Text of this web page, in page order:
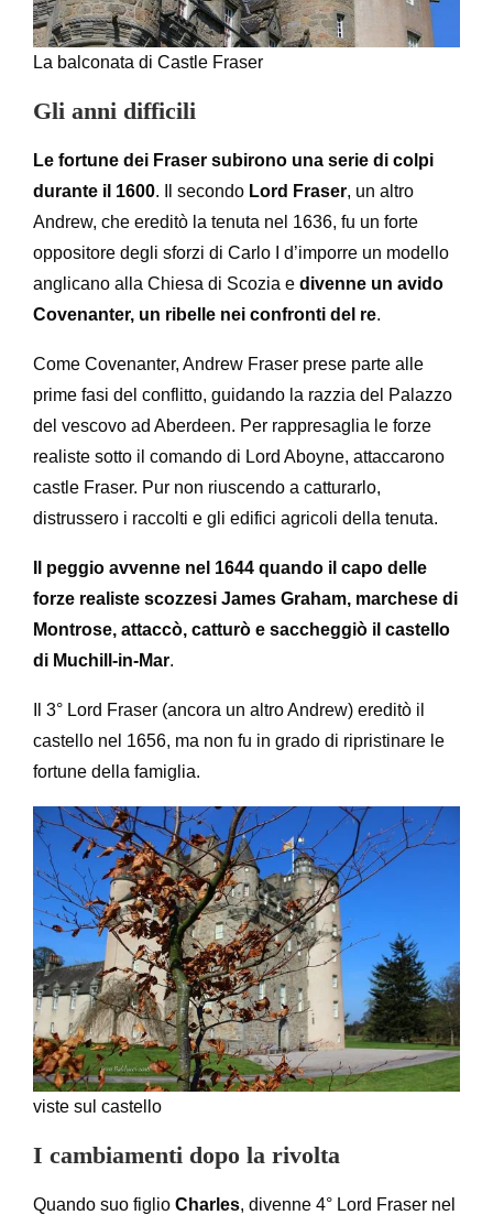
La balconata di Castle Fraser
Gli anni difficili
Le fortune dei Fraser subirono una serie di colpi
durante il 1600. Il secondo Lord Fraser, un altro
Andrew, che ereditò la tenuta nel 1636, fu un forte
oppositore degli sforzi di Carlo I d’imporre un modello
anglicano alla Chiesa di Scozia e divenne un avido
Covenanter, un ribelle nei confronti del re.
Come Covenanter, Andrew Fraser prese parte alle
prime fasi del conflitto, guidando la razzia del Palazzo
del vescovo ad Aberdeen. Per rappresaglia le forze
realiste sotto il comando di Lord Aboyne, attaccarono
castle Fraser. Pur non riuscendo a catturarlo,
distrussero i raccolti e gli edifici agricoli della tenuta.
Il peggio avvenne nel 1644 quando il capo delle
forze realiste scozzesi James Graham, marchese di
Montrose, attaccò, catturò e saccheggiò il castello
di Muchill-in-Mar.
Il 3° Lord Fraser (ancora un altro Andrew) ereditò il
castello nel 1656, ma non fu in grado di ripristinare le
fortune della famiglia.
viste sul castello
I cambiamenti dopo la rivolta
Quando suo figlio Charles, divenne 4° Lord Fraser nel